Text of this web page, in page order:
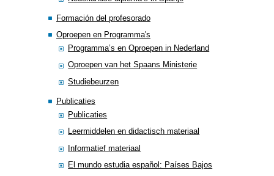
Formación del profesorado
Oproepen en Programma's
Programma’s en Oproepen in Nederland
Oproepen van het Spaans Ministerie
Studiebeurzen
Publicaties
Publicaties
Leermiddelen en didactisch materiaal
Informatief materiaal
El mundo estudia español: Países Bajos